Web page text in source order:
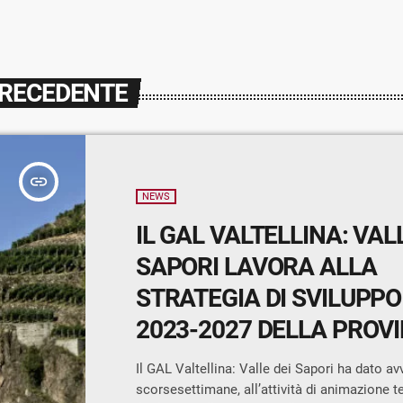
insert_link
NEWS
IL GAL VALTELLINA:
SAPORI LAVORA ALLA
STRATEGIA DI
2023-2027 DELLA
SONDRIO
Il GAL Valtellina: Valle dei Sapori ha dato
scorsesettimane, all’attività di animazione